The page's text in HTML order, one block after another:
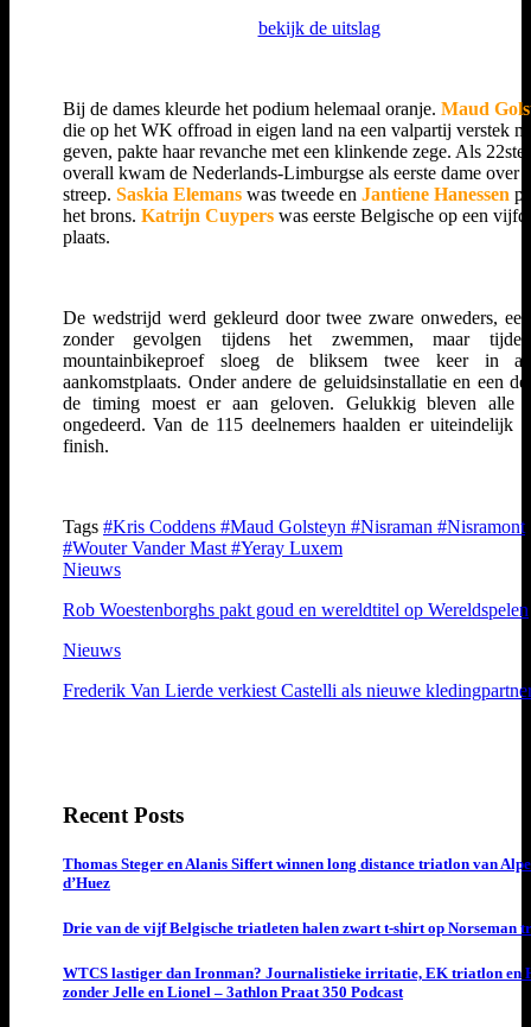
bekijk de uitslag
Bij de dames kleurde het podium helemaal oranje. Maud
die op het WK offroad in eigen land na een valpartij verstek
geven, pakte haar revanche met een klinkende zege. Als 22ste
overall kwam de Nederlands-Limburgse als eerste dame over
streep. Saskia Elemans was tweede en Jantiene Hanessen
het brons. Katrijn Cuypers was eerste Belgische op een
plaats.
De wedstrijd werd gekleurd door twee zware onweders,
zonder gevolgen tijdens het zwemmen, maar
mountainbikeproef sloeg de bliksem twee keer in
aankomstplaats. Onder andere de geluidsinstallatie en een
de timing moest er aan geloven. Gelukkig bleven alle
ongedeerd. Van de 115 deelnemers haalden er uiteindelijk
finish.
Tags #Kris Coddens #Maud Golsteyn #Nisraman #Nisramont
#Wouter Vander Mast #Yeray Luxem
Nieuws
Rob Woestenborghs pakt goud en wereldtitel op Wereldspelen
Nieuws
Frederik Van Lierde verkiest Castelli als nieuwe
Recent Posts
Thomas Steger en Alanis Siffert winnen long distance triatlon van Alpe
d’Huez
Drie van de vijf Belgische triatleten halen zwart t-shirt op Norseman
WTCS lastiger dan Ironman? Journalistieke irritatie, EK triatlon en
zonder Jelle en Lionel – 3athlon Praat 350 Podcast